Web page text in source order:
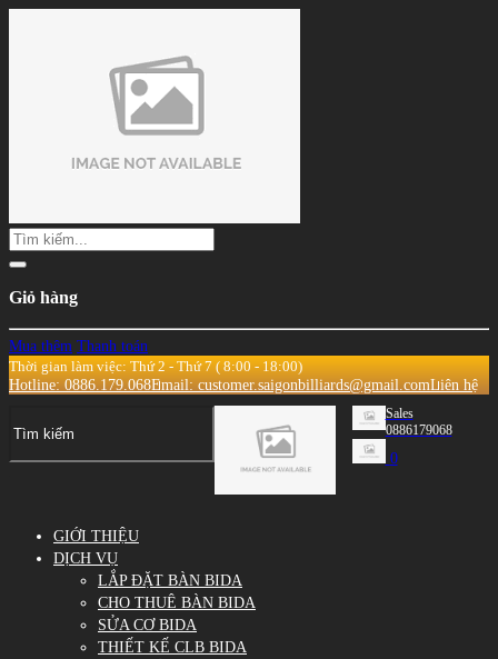
Giỏ hàng
Mua thêm Thanh toán
Thời gian làm việc: Thứ 2 - Thứ 7 ( 8:00 - 18:00)
Hotline: 0886.179.068Email: customer.saigonbilliards@gmail.comLiên hệ
Sales
0886179068
0
GIỚI THIỆU
DỊCH VỤ
LẮP ĐẶT BÀN BIDA
CHO THUÊ BÀN BIDA
SỬA CƠ BIDA
THIẾT KẾ CLB BIDA